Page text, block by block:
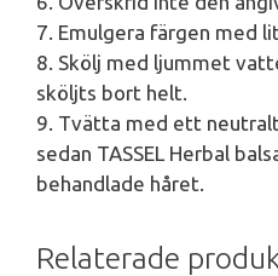
7. Emulgera färgen med
8. Skölj med ljummet
sköljts bort helt.
9. Tvätta med ett
sedan TASSEL Herbal
behandlade håret.
Relaterade